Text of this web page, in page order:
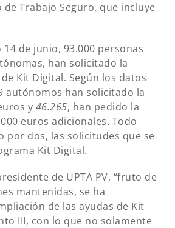
de Trabajo Seguro, que incluye
14 de junio, 93.000 personas
han solicitado la
Kit Digital. Según los datos
autónomos han solicitado la
y 46.265, han pedido la
euros adicionales. Todo
por dos, las solicitudes que se
Kit Digital.
de UPTA PV, “fruto de
mantenidas, se ha
de las ayudas de Kit
III, con lo que no solamente